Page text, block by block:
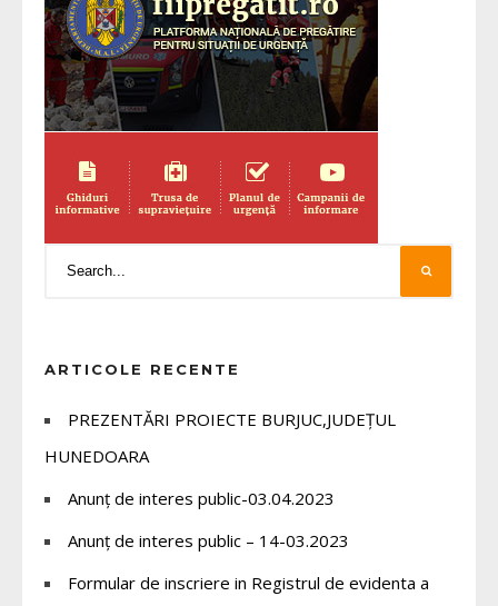
ARTICOLE RECENTE
PREZENTĂRI PROIECTE BURJUC,JUDEȚUL
HUNEDOARA
Anunț de interes public-03.04.2023
Anunț de interes public – 14-03.2023
Formular de inscriere in Registrul de evidenta a